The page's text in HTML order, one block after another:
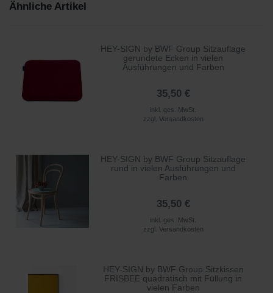
Ähnliche Artikel
HEY-SIGN by BWF Group Sitzauflage
gerundete Ecken in vielen
Ausführungen und Farben
35,50 €
inkl. ges. MwSt.
zzgl. Versandkosten
HEY-SIGN by BWF Group Sitzauflage
rund in vielen Ausführungen und
Farben
35,50 €
inkl. ges. MwSt.
zzgl. Versandkosten
HEY-SIGN by BWF Group Sitzkissen
FRISBEE quadratisch mit Füllung in
vielen Farben